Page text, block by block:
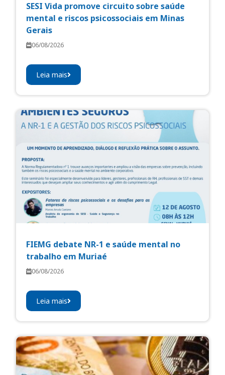
SESI Vida promove circuito sobre saúde
mental e riscos psicossociais em Minas
Gerais
06/08/2026
Leia mais
FIEMG debate NR-1 e saúde mental no
trabalho em Muriaé
06/08/2026
Leia mais